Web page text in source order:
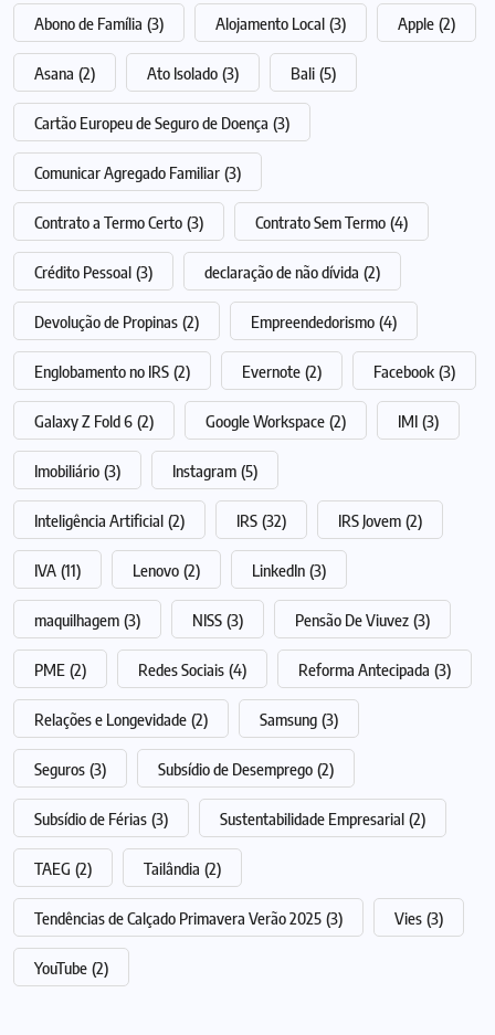
Abono de Família (3) Alojamento Local (3) Apple (2)
Asana (2) Ato Isolado (3) Bali (5)
Cartão Europeu de Seguro de Doença (3)
Comunicar Agregado Familiar (3)
Contrato a Termo Certo (3) Contrato Sem Termo (4)
Crédito Pessoal (3) declaração de não dívida (2)
Devolução de Propinas (2) Empreendedorismo (4)
Englobamento no IRS (2) Evernote (2) Facebook (3)
Galaxy Z Fold 6 (2) Google Workspace (2) IMI (3)
Imobiliário (3) Instagram (5)
Inteligência Artificial (2) IRS (32) IRS Jovem (2)
IVA (11) Lenovo (2) LinkedIn (3)
maquilhagem (3) NISS (3) Pensão De Viuvez (3)
PME (2) Redes Sociais (4) Reforma Antecipada (3)
Relações e Longevidade (2) Samsung (3)
Seguros (3) Subsídio de Desemprego (2)
Subsídio de Férias (3) Sustentabilidade Empresarial (2)
TAEG (2) Tailândia (2)
Tendências de Calçado Primavera Verão 2025 (3) Vies (3)
YouTube (2)